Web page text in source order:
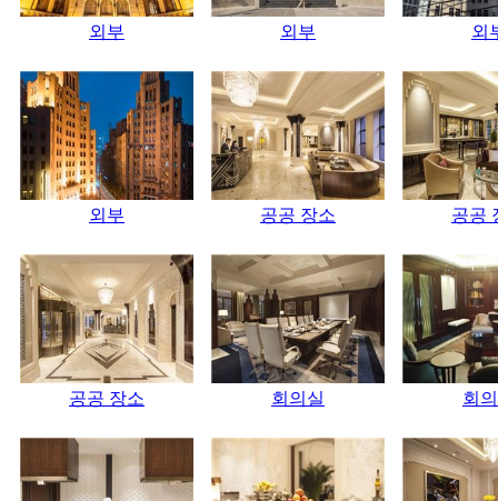
외부 외부 외
외부 공공 장소 공공
공공 장소 회의실 회